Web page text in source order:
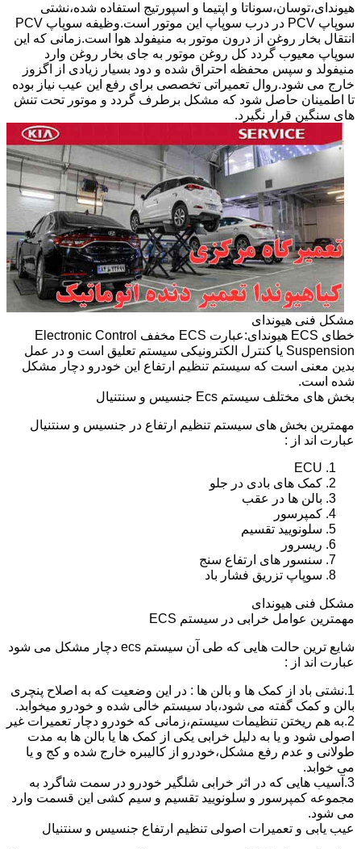
هیوندای،توسان،سوناتا و اپتیما و اسپورتیج استفاده شده،نشتی
سوپاپ PCV در درب سوپاپ این موتور است.وظیفه سوپاپ PCV
انتقال بخار روغن از درون موتور به منیفولد هوا است.زمانی که این
سوپاپ معیوب گردد کل روغن موتور به جای بخار روغن وارد
منیفولد و سپس محفظه احتراق شده و دود بسیار زیادی از اگزوز
خارج می شود.روال تعمیراتی تخصصی برای رفع این عیب نیاز بوده
تا اطمینان حاصل شود که مشکل برطرف گردد و موتور تحت تنش
های سنگین قرار نگیرد.
مشکل فنی هیوندای
خطای ECS هیوندای:عبارت ECS مخفف Electronic Control
Suspension یا کنترل الکترونیکی سیستم تعلیق است و در عمل
بدین معنی است که سیستم تنظیم ارتفاع این خودرو دچار مشکل
شده است.
بخش های مختلف سیستم Ecs جنسیس و سنتنیال
مهمترین بخش های سیستم تنظیم ارتفاع در جنسیس و سنتنیال
عبارت اند از :
ECU
کمک های بادی در جلو
بالن ها در عقب
کمپرسور
سلونویید تقسیم
ریسرور
سنسور های ارتفاع سنج
سوپاپ تزریق فشار باد
مشکل فنی هیوندای
مهمترین عوامل خرابی در سیستم ECS
شایع ترین حالت هایی که طی آن سیستم ecs دچار مشکل می شود
عبارت اند از :
1.نشتی باد از کمک ها و بالن ها : در این وضعیت که به اصلاح پنچری
بالن و کمک گفته می شود،باد سیستم خالی شده و خودرو میخوابد.
2.به هم ریختن تنظیمات سیستم،زمانی که خودرو دچار تعمیرات غیر
اصولی شود و یا به دلیل خرابی یکی از کمک ها یا بالن ها به مدت
طولانی و عدم رفع مشکل،خودرو از کالیبره خارج شده و کج و یا
می خوابد.
3.آسیب هایی که در اثر خرابی شلگیر خودرو در سمت شاگرد به
مجموعه کمپرسور و سلونویید تقسیم و سیم کشی این قسمت وارد
می شود.
عیب یابی و تعمیرات اصولی تنظیم ارتفاع جنسیس و سنتنیال